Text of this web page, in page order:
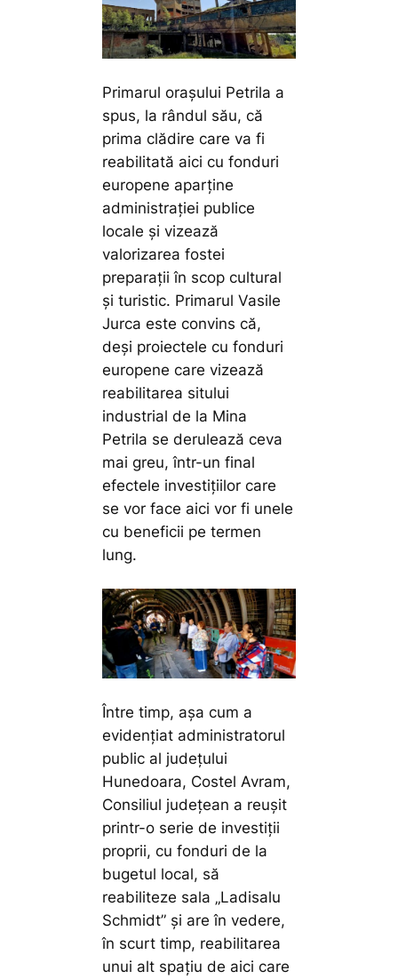
Primarul orașului Petrila a
spus, la rândul său, că
prima clădire care va fi
reabilitată aici cu fonduri
europene aparține
administrației publice
locale și vizează
valorizarea fostei
preparații în scop cultural
și turistic. Primarul Vasile
Jurca este convins că,
deși proiectele cu fonduri
europene care vizează
reabilitarea sitului
industrial de la Mina
Petrila se derulează ceva
mai greu, într-un final
efectele investițiilor care
se vor face aici vor fi unele
cu beneficii pe termen
lung.
Între timp, așa cum a
evidențiat administratorul
public al județului
Hunedoara, Costel Avram,
Consiliul județean a reușit
printr-o serie de investiții
proprii, cu fonduri de la
bugetul local, să
reabiliteze sala „Ladisalu
Schmidt” și are în vedere,
în scurt timp, reabilitarea
unui alt spațiu de aici care